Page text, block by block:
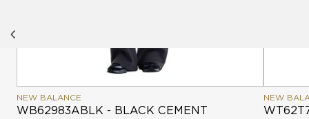
NEW BALANCE
WB62983ABLK - BLACK CEMENT
NEW